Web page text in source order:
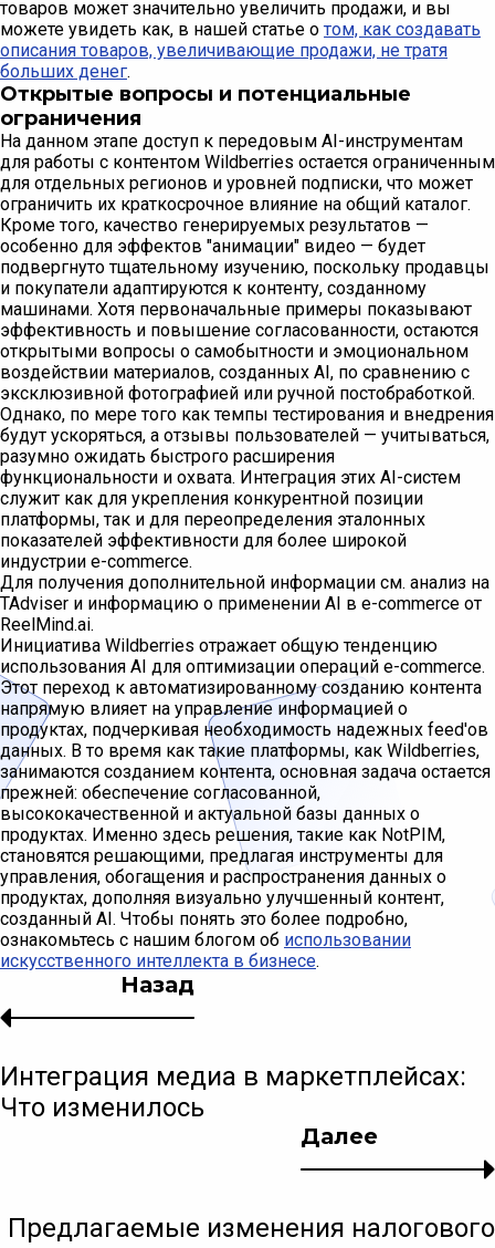
товаров может значительно увеличить продажи, и вы
можете увидеть как, в нашей статье о том, как создавать
описания товаров, увеличивающие продажи, не тратя
больших денег.
Открытые вопросы и потенциальные
ограничения
На данном этапе доступ к передовым AI-инструментам
для работы с контентом Wildberries остается ограниченным
для отдельных регионов и уровней подписки, что может
ограничить их краткосрочное влияние на общий каталог.
Кроме того, качество генерируемых результатов —
особенно для эффектов "анимации" видео — будет
подвергнуто тщательному изучению, поскольку продавцы
и покупатели адаптируются к контенту, созданному
машинами. Хотя первоначальные примеры показывают
эффективность и повышение согласованности, остаются
открытыми вопросы о самобытности и эмоциональном
воздействии материалов, созданных AI, по сравнению с
эксклюзивной фотографией или ручной постобработкой.
Однако, по мере того как темпы тестирования и внедрения
будут ускоряться, а отзывы пользователей — учитываться,
разумно ожидать быстрого расширения
функциональности и охвата. Интеграция этих AI-систем
служит как для укрепления конкурентной позиции
платформы, так и для переопределения эталонных
показателей эффективности для более широкой
индустрии e-commerce.
Для получения дополнительной информации см. анализ на
TAdviser и информацию о применении AI в e-commerce от
ReelMind.ai.
Инициатива Wildberries отражает общую тенденцию
использования AI для оптимизации операций e-commerce.
Этот переход к автоматизированному созданию контента
напрямую влияет на управление информацией о
продуктах, подчеркивая необходимость надежных feed'ов
данных. В то время как такие платформы, как Wildberries,
занимаются созданием контента, основная задача остается
прежней: обеспечение согласованной,
высококачественной и актуальной базы данных о
продуктах. Именно здесь решения, такие как NotPIM,
становятся решающими, предлагая инструменты для
управления, обогащения и распространения данных о
продуктах, дополняя визуально улучшенный контент,
созданный AI. Чтобы понять это более подробно,
ознакомьтесь с нашим блогом об использовании
искусственного интеллекта в бизнесе.
Далее
Предлагаемые изменения налогового
Назад
Интеграция медиа в маркетплейсах:
Что изменилось